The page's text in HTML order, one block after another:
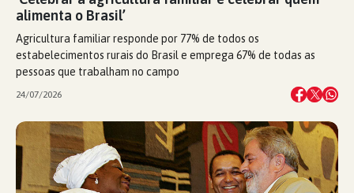
alimenta o Brasil’
Agricultura familiar responde por 77% de todos os
estabelecimentos rurais do Brasil e emprega 67% de todas as
pessoas que trabalham no campo
24/07/2026